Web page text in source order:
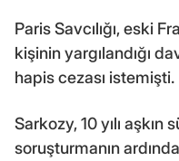
Paris Savcılığı, eski
kişinin yargılandığı
hapis cezası istemişti.
Sarkozy, 10 yılı
soruşturmanın